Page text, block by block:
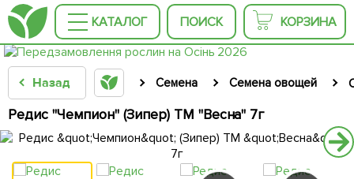
КАТАЛОГ ПОИСК КОРЗИНА
Назад Семена Семена овощей
Редис "Чемпион" (Зипер) ТМ "Весна" 7г